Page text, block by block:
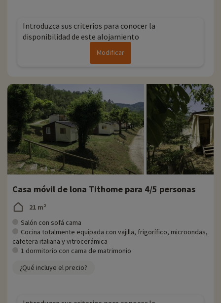
Introduzca sus criterios para conocer la
disponibilidad de este alojamiento
Modificar
Casa móvil de lona Tithome para 4/5 personas
21 m²
Salón con sofá cama
Cocina totalmente equipada con vajilla, frigorífico, microondas,
cafetera italiana y vitrocerámica
1 dormitorio con cama de matrimonio
¿Qué incluye el precio?